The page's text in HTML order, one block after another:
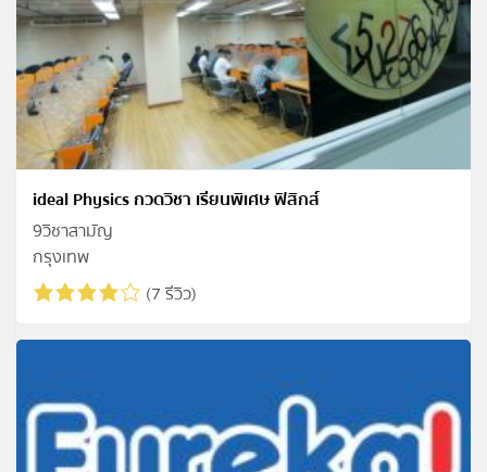
ideal Physics กวดวิชา เรียนพิเศษ ฟิสิกส์
9วิชาสามัญ
กรุงเทพ
(7 รีวิว)